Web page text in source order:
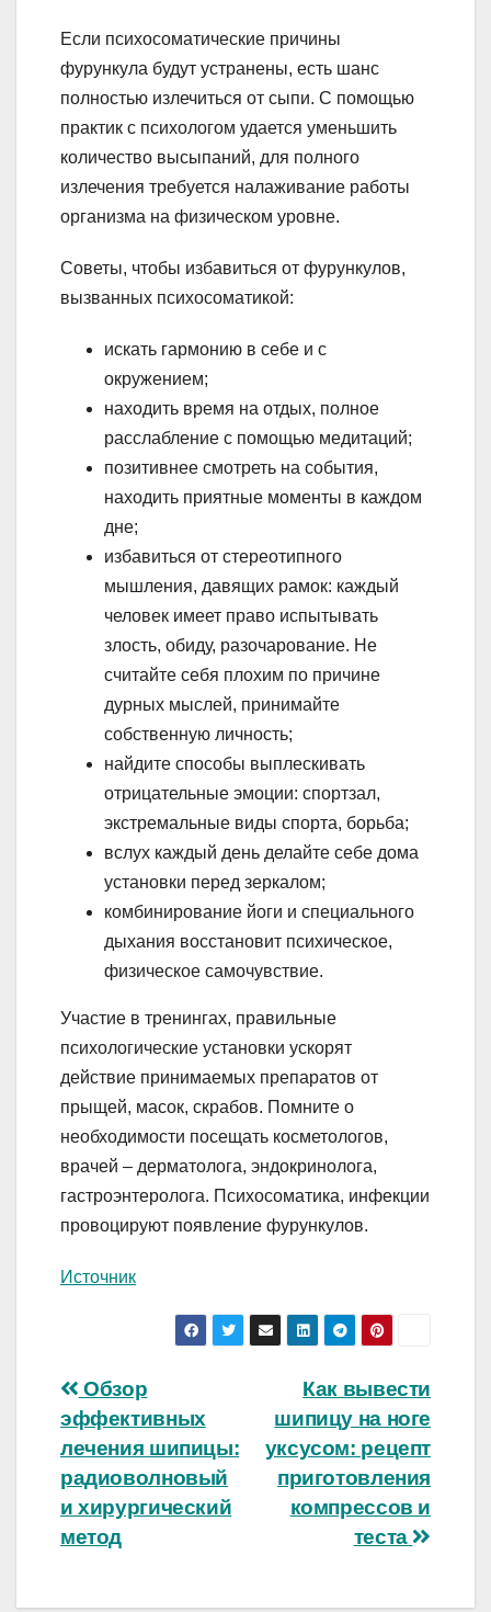
Если психосоматические причины
фурункула будут устранены, есть шанс
полностью излечиться от сыпи. С помощью
практик с психологом удается уменьшить
количество высыпаний, для полного
излечения требуется налаживание работы
организма на физическом уровне.
Советы, чтобы избавиться от фурункулов,
вызванных психосоматикой:
искать гармонию в себе и с
окружением;
находить время на отдых, полное
расслабление с помощью медитаций;
позитивнее смотреть на события,
находить приятные моменты в каждом
дне;
избавиться от стереотипного
мышления, давящих рамок: каждый
человек имеет право испытывать
злость, обиду, разочарование. Не
считайте себя плохим по причине
дурных мыслей, принимайте
собственную личность;
найдите способы выплескивать
отрицательные эмоции: спортзал,
экстремальные виды спорта, борьба;
вслух каждый день делайте себе дома
установки перед зеркалом;
комбинирование йоги и специального
дыхания восстановит психическое,
физическое самочувствие.
Участие в тренингах, правильные
психологические установки ускорят
действие принимаемых препаратов от
прыщей, масок, скрабов. Помните о
необходимости посещать косметологов,
врачей – дерматолога, эндокринолога,
гастроэнтеролога. Психосоматика, инфекции
провоцируют появление фурункулов.
Источник
Навигация
по
записям
Как вывести
шипицу на ноге
уксусом: рецепт
приготовления
компрессов и
теста
Обзор
эффективных
лечения шипицы:
радиоволновый
и хирургический
метод